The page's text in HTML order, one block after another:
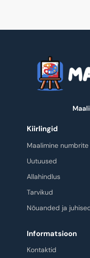
Kiirlingid
Maalimine
Uutuused
Allahindlus
Tarvikud
Nõuanded ja
Informatsioon
Kontaktid